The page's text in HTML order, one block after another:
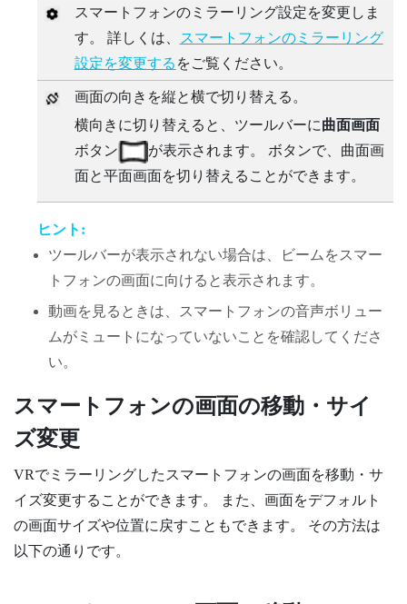
スマートフォンのミラーリング設定を変更しま
す。 詳しくは、
スマートフォンのミラーリング
設定を変更する をご覧ください。
画面の向きを縦と横で切り替える。
横向きに切り替えると、ツールバーに曲面画面
ボタン
が表示されます。 ボタンで、曲面画
面と平面画面を切り替えることができます。
ヒント:
ツールバーが表示されない場合は、ビームをスマー
トフォンの画面に向けると表示されます。
動画を見るときは、スマートフォンの音声ボリュー
ムがミュートになっていないことを確認してくださ
い。
スマートフォンの画面の移動・サイ
ズ変更
VRでミラーリングしたスマートフォンの画面を移動・サ
イズ変更することができます。 また、画面をデフォルト
の画面サイズや位置に戻すこともできます。 その方法は
以下の通りです。